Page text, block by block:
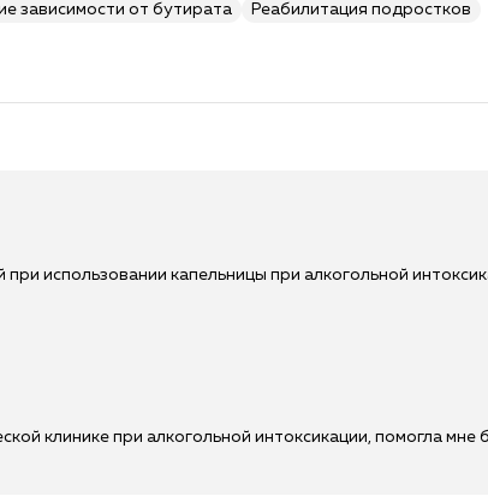
зависимости от бутирата Реабилитация подростков
использовании капельницы при алкогольной
клинике при алкогольной интоксикации, помогла